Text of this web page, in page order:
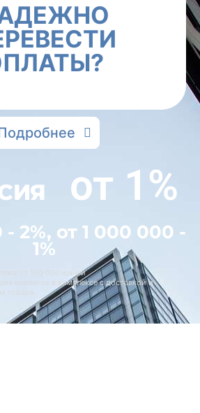
от 1%
- 2%, от 1 000 000 -
1%
от 100 000 юаней
клиентов в комплексе с доставкой и
товара.